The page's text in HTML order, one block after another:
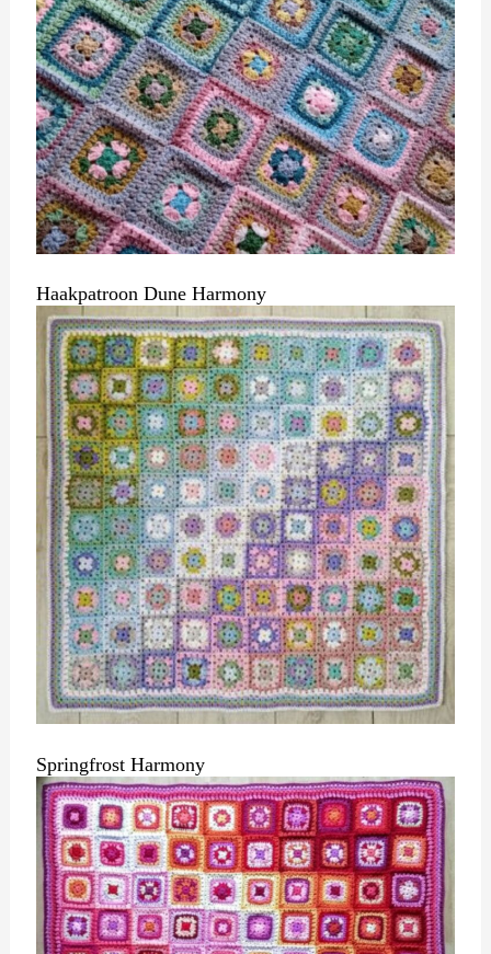
Haakpatroon Dune Harmony
Springfrost Harmony